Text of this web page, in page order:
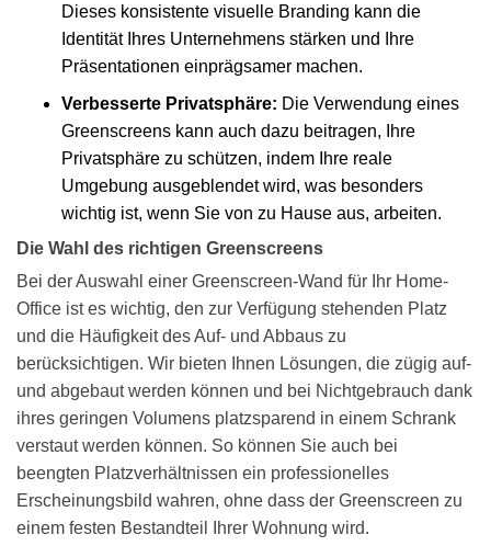
Dieses konsistente visuelle Branding kann die
Identität Ihres Unternehmens stärken und Ihre
Präsentationen einprägsamer machen.
Verbesserte Privatsphäre: Die Verwendung eines
Greenscreens kann auch dazu beitragen, Ihre
Privatsphäre zu schützen, indem Ihre reale
Umgebung ausgeblendet wird, was besonders
wichtig ist, wenn Sie von zu Hause aus, arbeiten.
Die Wahl des richtigen Greenscreens
Bei der Auswahl einer Greenscreen-Wand für Ihr Home-
Office ist es wichtig, den zur Verfügung stehenden Platz
und die Häufigkeit des Auf- und Abbaus zu
berücksichtigen. Wir bieten Ihnen Lösungen, die zügig auf-
und abgebaut werden können und bei Nichtgebrauch dank
ihres geringen Volumens platzsparend in einem Schrank
verstaut werden können. So können Sie auch bei
beengten Platzverhältnissen ein professionelles
Erscheinungsbild wahren, ohne dass der Greenscreen zu
einem festen Bestandteil Ihrer Wohnung wird.